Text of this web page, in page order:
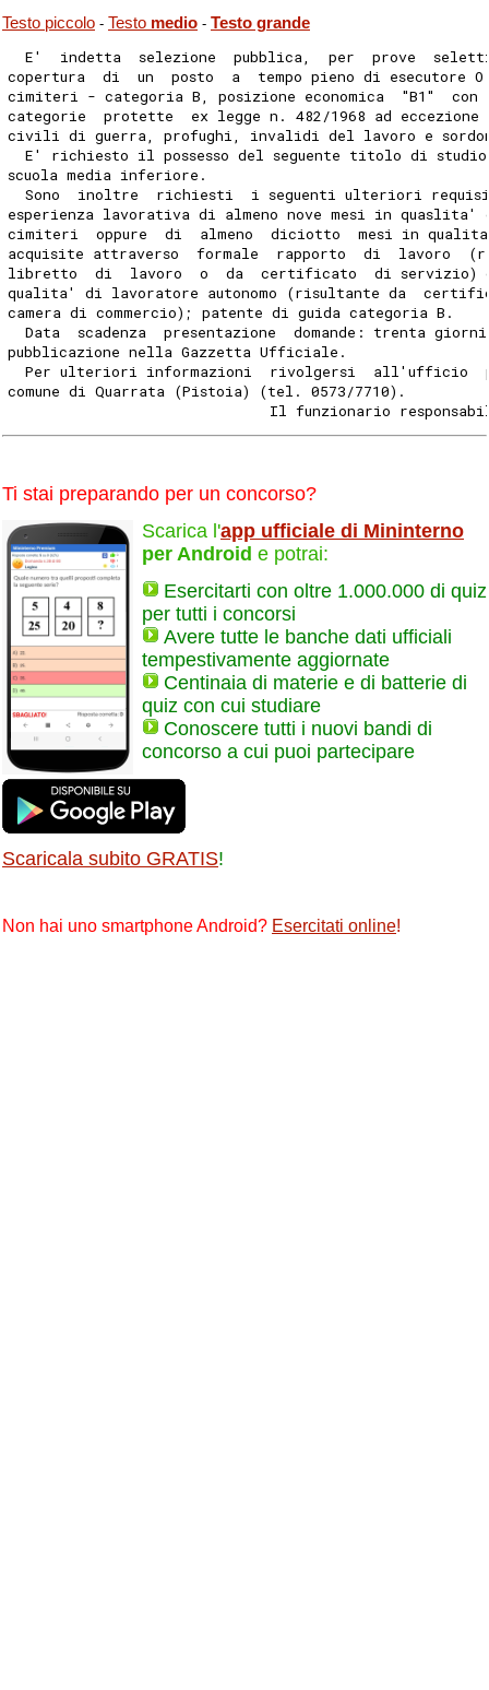
Testo piccolo - Testo medio - Testo grande
E'  indetta  selezione  pubblica,  per  prove
copertura  di  un  posto  a  tempo pieno di esecutore
cimiteri - categoria B, posizione economica  "B1"
categorie  protette  ex legge n. 482/1968 ad
civili di guerra, profughi, invalidi del lavoro e
E' richiesto il possesso del seguente titolo di
scuola media inferiore.
Sono  inoltre  richiesti  i seguenti ulteriori
esperienza lavorativa di almeno nove mesi in
cimiteri  oppure  di  almeno  diciotto  mesi in
acquisite attraverso  formale  rapporto  di  lavoro
libretto  di  lavoro  o  da  certificato  di servizio)
qualita' di lavoratore autonomo (risultante da
camera di commercio); patente di guida categoria B.
Data  scadenza  presentazione  domande: trenta
pubblicazione nella Gazzetta Ufficiale.
Per ulteriori informazioni  rivolgersi  all'ufficio
comune di Quarrata (Pistoia) (tel. 0573/7710).
Il funzionario
Ti stai preparando per un concorso?
Scarica l'app ufficiale di Mininterno
per Android e potrai:
Esercitarti con oltre 1.000.000 di quiz
per tutti i concorsi
Avere tutte le banche dati ufficiali
tempestivamente aggiornate
Centinaia di materie e di batterie di
quiz con cui studiare
Conoscere tutti i nuovi bandi di
concorso a cui puoi partecipare
Scaricala subito GRATIS!
Non hai uno smartphone Android? Esercitati online!